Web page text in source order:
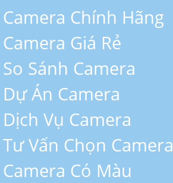
Camera Chính Hãng
Camera Giá Rẻ
So Sánh Camera
Dự Án Camera
Dịch Vụ Camera
Tư Vấn Chọn Camera
Camera Có Màu